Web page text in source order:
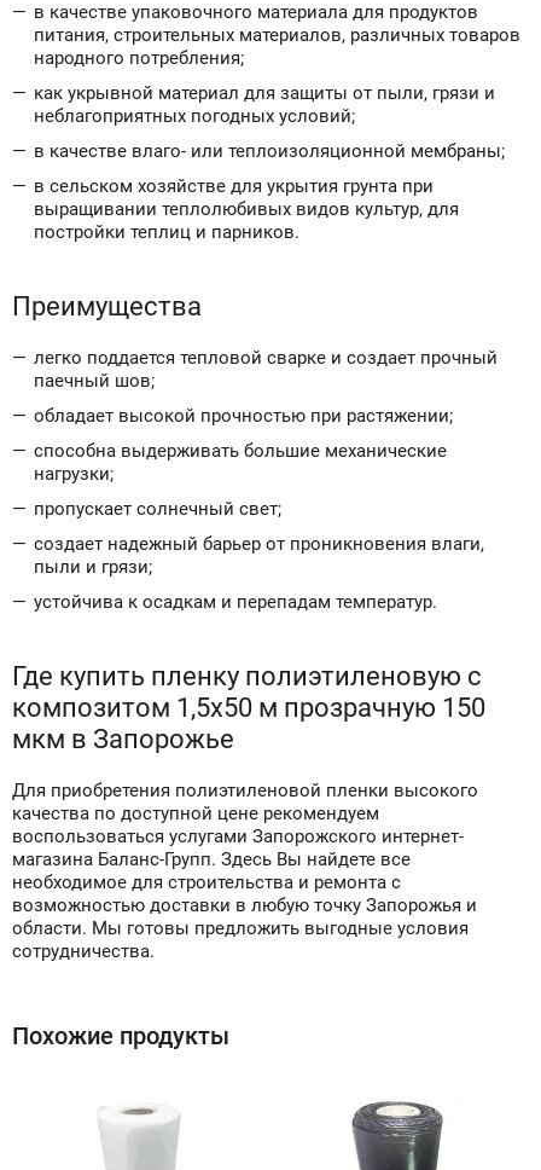
в качестве упаковочного материала для продуктов
питания, строительных материалов, различных товаров
народного потребления;
как укрывной материал для защиты от пыли, грязи и
неблагоприятных погодных условий;
в качестве влаго- или теплоизоляционной мембраны;
в сельском хозяйстве для укрытия грунта при
выращивании теплолюбивых видов культур, для
постройки теплиц и парников.
Преимущества
легко поддается тепловой сварке и создает прочный
паечный шов;
обладает высокой прочностью при растяжении;
способна выдерживать большие механические
нагрузки;
пропускает солнечный свет;
создает надежный барьер от проникновения влаги,
пыли и грязи;
устойчива к осадкам и перепадам температур.
Где купить пленку полиэтиленовую с
композитом 1,5x50 м прозрачную 150
мкм в Запорожье
Для приобретения полиэтиленовой пленки высокого
качества по доступной цене рекомендуем
воспользоваться услугами Запорожского интернет-
магазина Баланс-Групп. Здесь Вы найдете все
необходимое для строительства и ремонта с
возможностью доставки в любую точку Запорожья и
области. Мы готовы предложить выгодные условия
сотрудничества.
Похожие продукты